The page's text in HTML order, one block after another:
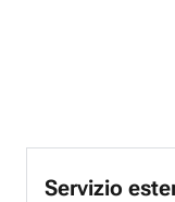
Servizio